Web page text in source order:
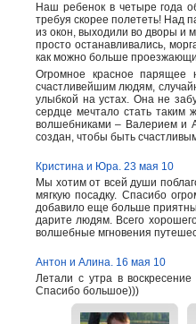
Наш ребенок в четыре года
требуя скорее полететь! Над
из окон, выходили во дворы и
просто останавливались,
как можно больше
Огромное красное
счастливейшим людям,
улыбкой на устах. Она не
сердце мечтало стать
волшебниками – Валерием и
создан, чтобы быть
Кристина и Юра. 23 мая 10
Мы хотим от всей души
мягкую посадку. Спасибо
добавило еще больше
дарите людям. Всего
волшебные мгновения
Антон и Алина. 16 мая 10
Летали с утра в
Спасибо большое)))